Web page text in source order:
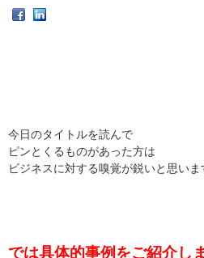
今日のタイトルを読んで
ピンとくるものがあった方は
ビジネスに対する嗅覚が鋭いと思いま
では具体的事例をご紹介しま